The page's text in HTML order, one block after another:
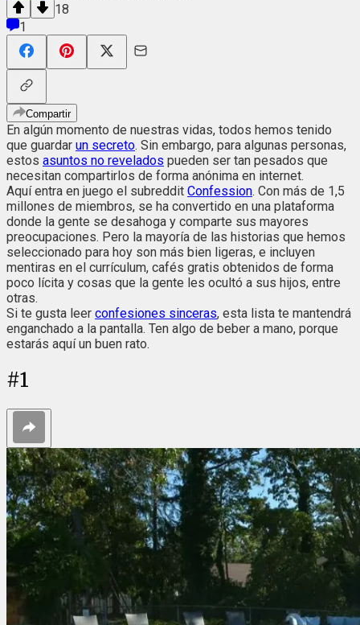
18
1
Compartir
En algún momento de nuestras vidas, todos hemos tenido
que guardar un secreto. Sin embargo, para algunas personas,
estos asuntos no revelados pueden ser tan pesados ​​que
necesitan compartirlos de forma anónima en internet.
Aquí entra en juego el subreddit Confession. Con más de 1,5
millones de miembros, se ha convertido en una plataforma
donde la gente se desahoga y comparte sus mayores
preocupaciones. Pero la mayoría de las historias que hemos
seleccionado para hoy son más bien ligeras, e incluyen
mentiras en el currículum, cafés gratis obtenidos de forma
poco lícita y cosas que la gente les ocultó a sus hijos, entre
otras.
Si te gusta leer confesiones sinceras, esta lista te mantendrá
enganchado a la pantalla. Ten algo de beber a mano, porque
estarás aquí un buen rato.
#1